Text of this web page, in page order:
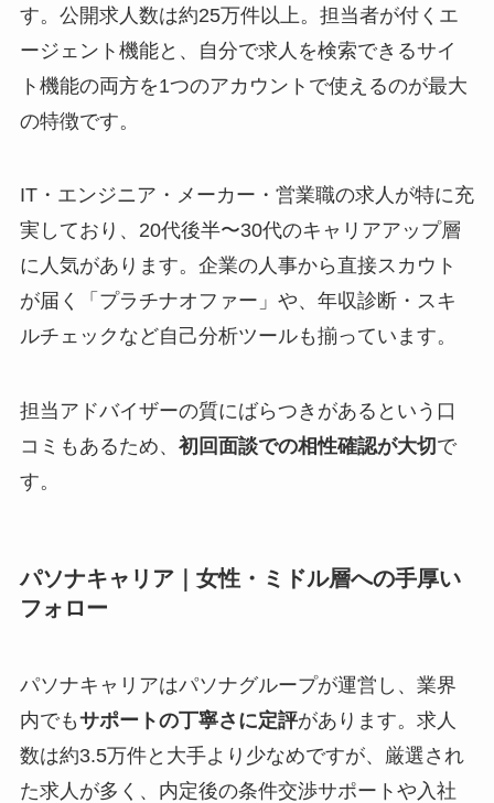
す。公開求人数は約25万件以上。担当者が付くエ
ージェント機能と、自分で求人を検索できるサイ
ト機能の両方を1つのアカウントで使えるのが最大
の特徴です。
IT・エンジニア・メーカー・営業職の求人が特に充
実しており、20代後半〜30代のキャリアアップ層
に人気があります。企業の人事から直接スカウト
が届く「プラチナオファー」や、年収診断・スキ
ルチェックなど自己分析ツールも揃っています。
担当アドバイザーの質にばらつきがあるという口
コミもあるため、 初回面談での相性確認が大切 で
す。
パソナキャリア｜女性・ミドル層への手厚い
フォロー
パソナキャリアはパソナグループが運営し、業界
内でもサポートの丁寧さに定評があります。求人
数は約3.5万件と大手より少なめですが、厳選され
た求人が多く、内定後の条件交渉サポートや入社